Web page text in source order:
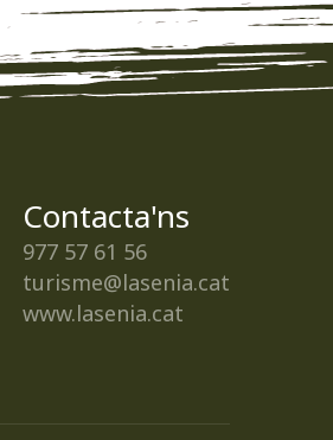
Contacta'ns
977 57 61 56
turisme@lasenia.cat
www.lasenia.cat